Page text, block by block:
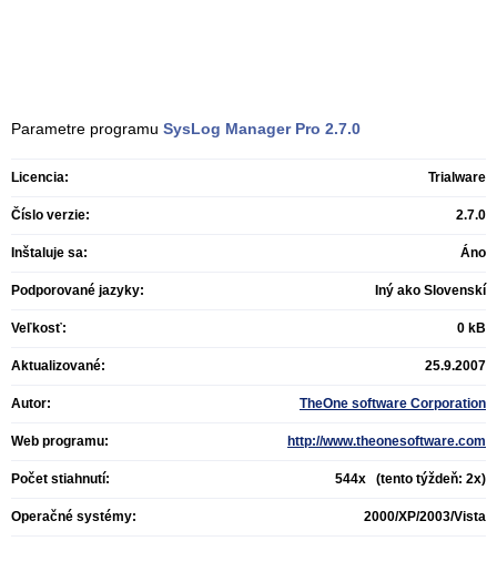
Parametre programu SysLog Manager Pro 2.7.0
Licencia: Trialware
Číslo verzie: 2.7.0
Inštaluje sa: Áno
Podporované jazyky: Iný ako Slovenskí
Veľkosť: 0 kB
Aktualizované: 25.9.2007
Autor: TheOne software Corporation
Web programu: http://www.theonesoftware.com
Počet stiahnutí: 544x (tento týždeň: 2x)
Operačné systémy: 2000/XP/2003/Vista